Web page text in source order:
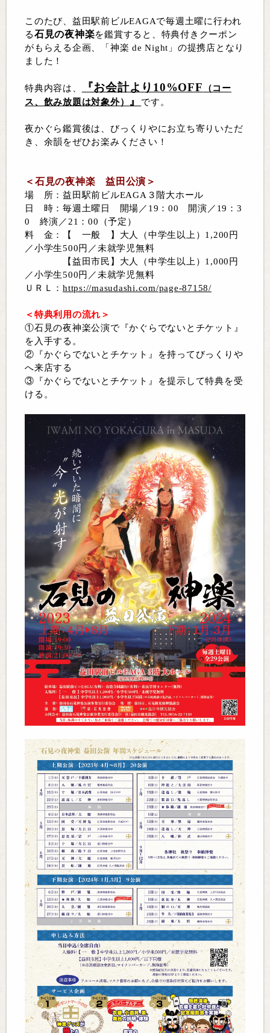
このたび、益田駅前ビルEAGAで毎週土曜に行われ
る石見の夜神楽を鑑賞すると、特典付きクーポン
がもらえる企画、「神楽 de Night」の提携店となり
ました！
特典内容は、 『お会計より10%OFF
（コー
ス、飲み放題は対象外） 』 です。
夜かぐら鑑賞後は、びっくりやにお立ち寄りいただ
き、余韻をぜひお楽みください！
＜石見の夜神楽 益田公演＞
場 所：益田駅前ビルEAGA３階大ホール
日 時：毎週土曜日 開場／19：00 開演／19：3
0 終演／21：00（予定）
料 金：【 一般 】大人（中学生以上）1,200円
／小学生500円／未就学児無料
【益田市民】大人（中学生以上）1,000円
／小学生500円／未就学児無料
ＵＲＬ：https://masudashi.com/page-87158/
＜特典利用の流れ＞
①石見の夜神楽公演で『かぐらでないとチケット』
を入手する。
②『かぐらでないとチケット』を持ってびっくりや
へ来店する
③『かぐらでないとチケット』を提示して特典を受
ける。